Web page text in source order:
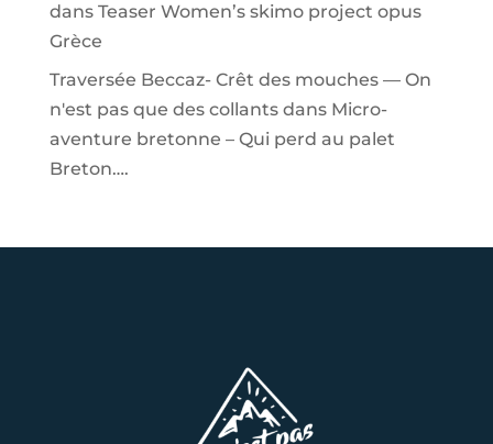
dans Teaser Women’s skimo project opus
Grèce
Traversée Beccaz- Crêt des mouches — On
n'est pas que des collantsdans Micro-
aventure bretonne – Qui perd au palet
Breton….